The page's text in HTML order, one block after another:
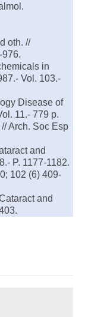
oth. //
976.
in
Vol. 103.-
Diseasе of
11.- 779 p.
Arch. Soc Esp
and
P. 1177-1182.
102 (6) 409-
and